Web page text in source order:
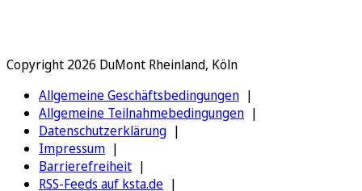
Copyright 2026 DuMont Rheinland, Köln
Allgemeine Geschäftsbedingungen
Allgemeine Teilnahmebedingungen
Datenschutzerklärung
Impressum
Barrierefreiheit
RSS-Feeds auf ksta.de